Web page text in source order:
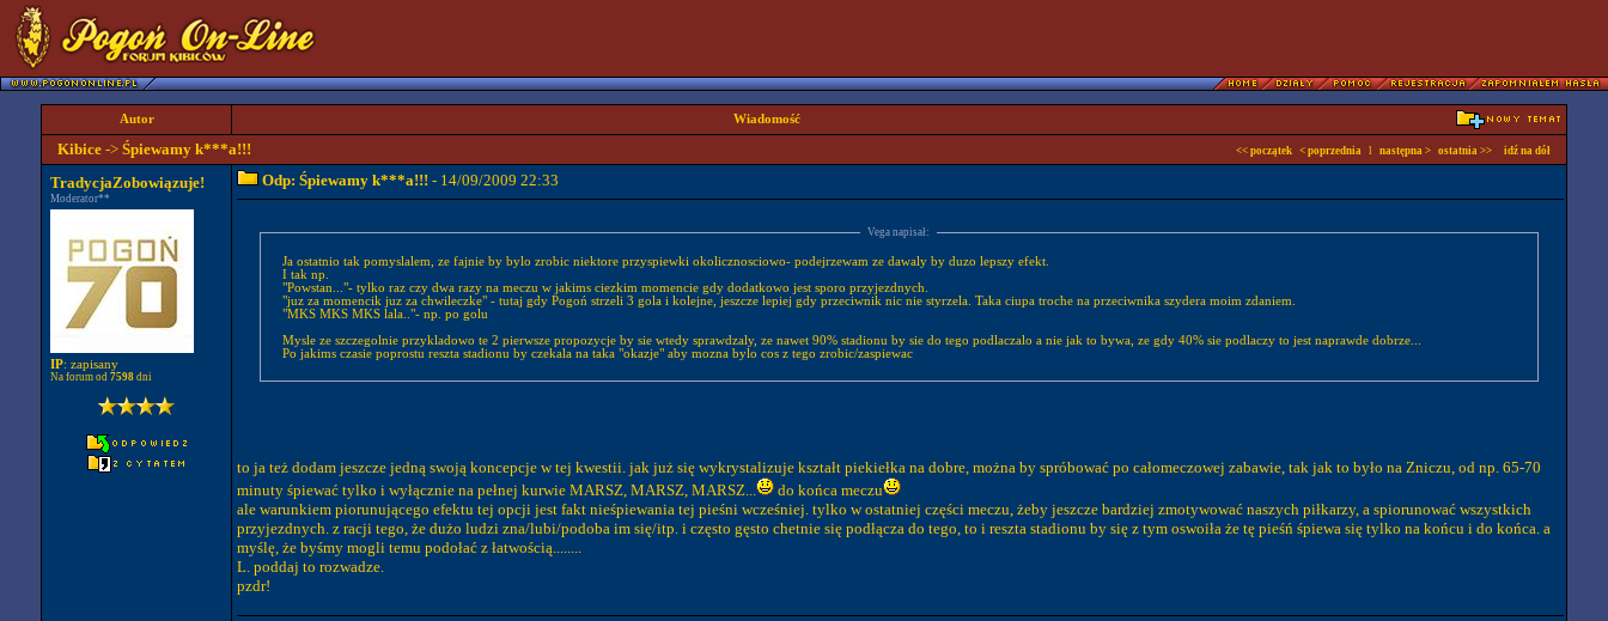
Autor Wiadomość
Kibice -> Śpiewamy k***a!!! << początek < poprzednia l następna > ostatnia >> idź na dół
TradycjaZobowiązuje!
Moderator**
IP: zapisany
Na forum od 7598 dni
Odp: Śpiewamy k***a!!! - 14/09/2009 22:33
Vega napisał:
Ja ostatnio tak pomyslalem, ze fajnie by bylo zrobic niektore przyspiewki okolicznosciowo- podejrzewam ze dawaly by duzo lepszy efekt.
I tak np.
"Powstan..."- tylko raz czy dwa razy na meczu w jakims ciezkim momencie gdy dodatkowo jest sporo przyjezdnych.
"juz za momencik juz za chwileczke" - tutaj gdy Pogoń strzeli 3 gola i kolejne, jeszcze lepiej gdy przeciwnik nic nie styrzela. Taka ciupa troche na przeciwnika szydera moim zdaniem.
"MKS MKS MKS lala.."- np. po golu
Mysle ze szczegolnie przykladowo te 2 pierwsze propozycje by sie wtedy sprawdzaly, ze nawet 90% stadionu by sie do tego podlaczalo a nie jak to bywa, ze gdy 40% sie podlaczy to jest naprawde dobrze...
Po jakims czasie poprostu reszta stadionu by czekala na taka "okazje" aby mozna bylo cos z tego zrobic/zaspiewac
to ja też dodam jeszcze jedną swoją koncepcje w tej kwestii. jak już się wykrystalizuje kształt piekiełka na dobre, można by spróbować po całomeczowej zabawie, tak jak to było na Zniczu, od np. 65-70
minuty śpiewać tylko i wyłącznie na pełnej kurwie MARSZ, MARSZ, MARSZ...
do końca meczu
ale warunkiem piorunującego efektu tej opcji jest fakt nieśpiewania tej pieśni wcześniej. tylko w ostatniej części meczu, żeby jeszcze bardziej zmotywować naszych piłkarzy, a spiorunować wszystkich
przyjezdnych. z racji tego, że dużo ludzi zna/lubi/podoba im się/itp. i często gęsto chetnie się podłącza do tego, to i reszta stadionu by się z tym oswoiła że tę pieśń śpiewa się tylko na końcu i do końca. a
myślę, że byśmy mogli temu podołać z łatwością........
L. poddaj to rozwadze.
pzdr!